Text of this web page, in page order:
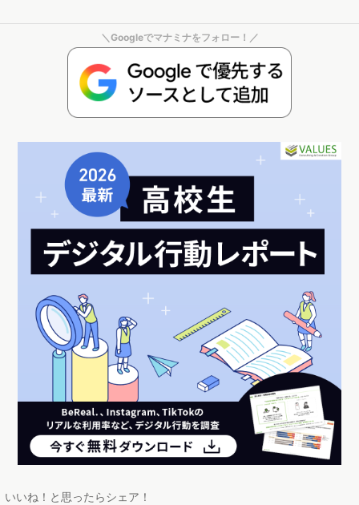
＼Googleでマナミナをフォロー！／
いいね！と思ったらシェア！